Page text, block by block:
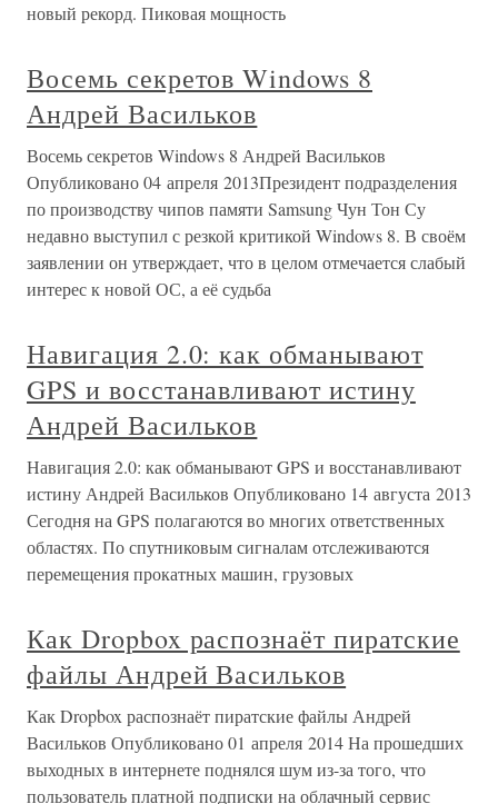
новый рекорд. Пиковая мощность
Восемь секретов Windows 8
Андрей Васильков
Восемь секретов Windows 8 Андрей Васильков
Опубликовано 04 апреля 2013Президент подразделения
по производству чипов памяти Samsung Чун Тон Су
недавно выступил с резкой критикой Windows 8. В своём
заявлении он утверждает, что в целом отмечается слабый
интерес к новой ОС, а её судьба
Навигация 2.0: как обманывают
GPS и восстанавливают истину
Андрей Васильков
Навигация 2.0: как обманывают GPS и восстанавливают
истину Андрей Васильков Опубликовано 14 августа 2013
Сегодня на GPS полагаются во многих ответственных
областях. По спутниковым сигналам отслеживаются
перемещения прокатных машин, грузовых
Как Dropbox распознаёт пиратские
файлы Андрей Васильков
Как Dropbox распознаёт пиратские файлы Андрей
Васильков Опубликовано 01 апреля 2014 На прошедших
выходных в интернете поднялся шум из-за того, что
пользователь платной подписки на облачный сервис